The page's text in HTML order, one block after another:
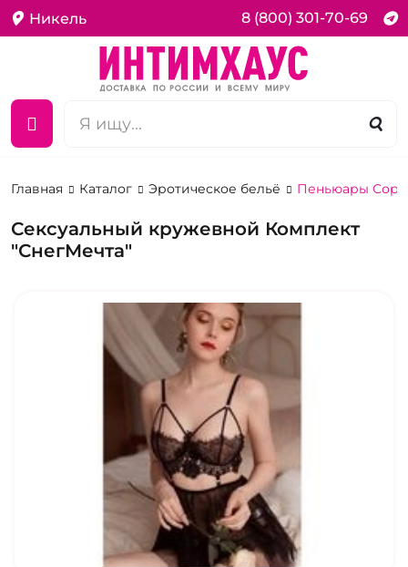
Никель 8 (800) 301-70-69
Главная Каталог Эротическое бельё Пеньюары
Сексуальный кружевной Комплект
"СнегМечта"